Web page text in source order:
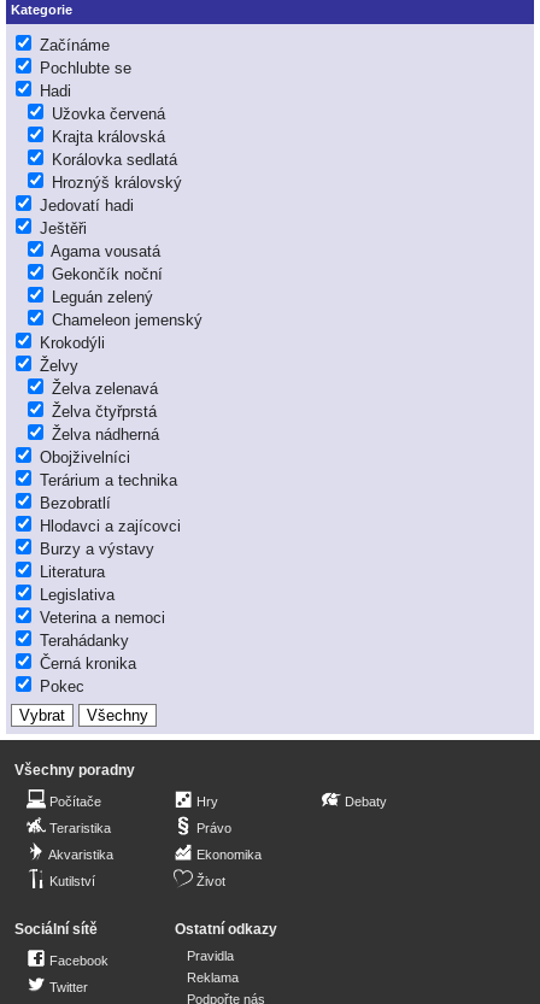
Kategorie
Začínáme
Pochlubte se
Hadi
Užovka červená
Krajta královská
Korálovka sedlatá
Hroznýš královský
Jedovatí hadi
Ještěři
Agama vousatá
Gekončík noční
Leguán zelený
Chameleon jemenský
Krokodýli
Želvy
Želva zelenavá
Želva čtyřprstá
Želva nádherná
Obojživelníci
Terárium a technika
Bezobratlí
Hlodavci a zajícovci
Burzy a výstavy
Literatura
Legislativa
Veterina a nemoci
Terahádanky
Černá kronika
Pokec
Všechny poradny
Počítače
Teraristika
Akvaristika
Kutilství
Hry
Právo
Ekonomika
Život
Debaty
Sociální sítě
Facebook
Twitter
Ostatní odkazy
Pravidla
Reklama
Podpořte nás